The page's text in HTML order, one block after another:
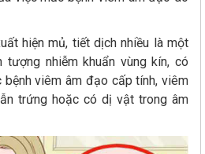
hiện mủ, tiết dịch nhiều là một
tượng nhiễm khuẩn vùng kín, có
viêm âm đạo cấp tính, viêm
trứng hoặc có dị vật trong âm